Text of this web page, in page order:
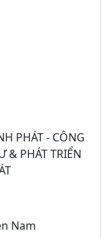
PHÁT - CÔNG
& PHÁT TRIỂN
Nam